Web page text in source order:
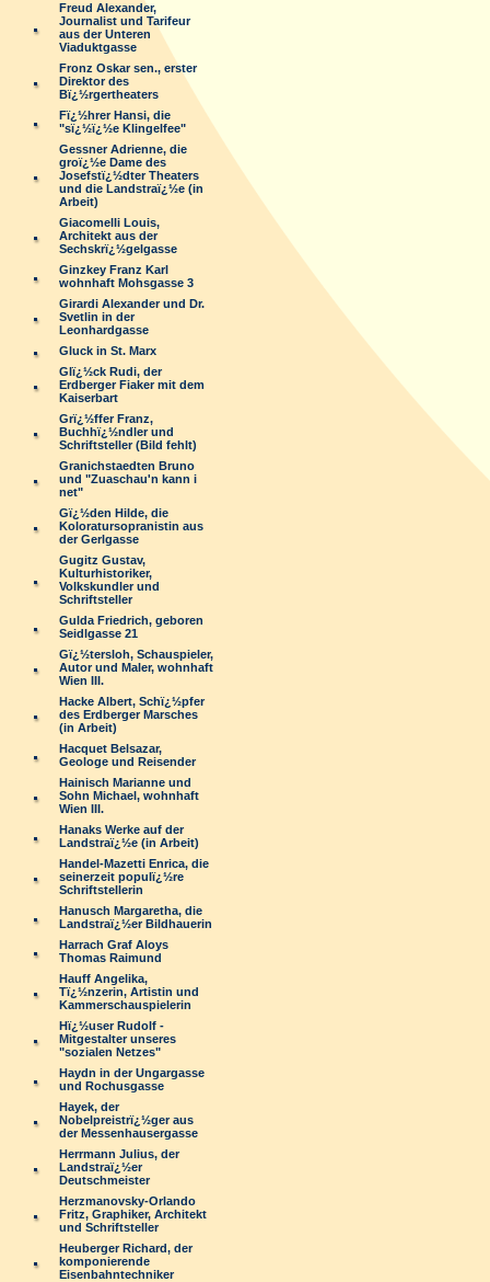
Freud Alexander,
Journalist und Tarifeur
aus der Unteren
Viaduktgasse
Fronz Oskar sen., erster
Direktor des
Bï¿½rgertheaters
Fï¿½hrer Hansi, die
"sï¿½ï¿½e Klingelfee"
Gessner Adrienne, die
groï¿½e Dame des
Josefstï¿½dter Theaters
und die Landstraï¿½e (in
Arbeit)
Giacomelli Louis,
Architekt aus der
Sechskrï¿½gelgasse
Ginzkey Franz Karl
wohnhaft Mohsgasse 3
Girardi Alexander und Dr.
Svetlin in der
Leonhardgasse
Gluck in St. Marx
Glï¿½ck Rudi, der
Erdberger Fiaker mit dem
Kaiserbart
Grï¿½ffer Franz,
Buchhï¿½ndler und
Schriftsteller (Bild fehlt)
Granichstaedten Bruno
und "Zuaschau'n kann i
net"
Gï¿½den Hilde, die
Koloratursopranistin aus
der Gerlgasse
Gugitz Gustav,
Kulturhistoriker,
Volkskundler und
Schriftsteller
Gulda Friedrich, geboren
Seidlgasse 21
Gï¿½tersloh, Schauspieler,
Autor und Maler, wohnhaft
Wien III.
Hacke Albert, Schï¿½pfer
des Erdberger Marsches
(in Arbeit)
Hacquet Belsazar,
Geologe und Reisender
Hainisch Marianne und
Sohn Michael, wohnhaft
Wien III.
Hanaks Werke auf der
Landstraï¿½e (in Arbeit)
Handel-Mazetti Enrica, die
seinerzeit populï¿½re
Schriftstellerin
Hanusch Margaretha, die
Landstraï¿½er Bildhauerin
Harrach Graf Aloys
Thomas Raimund
Hauff Angelika,
Tï¿½nzerin, Artistin und
Kammerschauspielerin
Hï¿½user Rudolf -
Mitgestalter unseres
"sozialen Netzes"
Haydn in der Ungargasse
und Rochusgasse
Hayek, der
Nobelpreistrï¿½ger aus
der Messenhausergasse
Herrmann Julius, der
Landstraï¿½er
Deutschmeister
Herzmanovsky-Orlando
Fritz, Graphiker, Architekt
und Schriftsteller
Heuberger Richard, der
komponierende
Eisenbahntechniker